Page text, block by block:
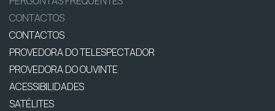
CONTACTOS
CONTACTOS
PROVEDORA DO TELESPECTADOR
PROVEDORA DO OUVINTE
ACESSIBILIDADES
SATÉLITES